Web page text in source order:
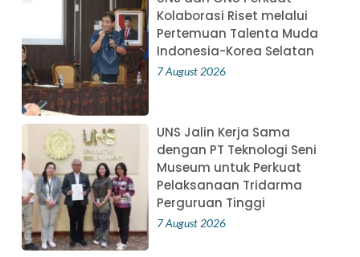
Kolaborasi Riset melalui
Pertemuan Talenta Muda
Indonesia-Korea Selatan
7 August 2026
UNS Jalin Kerja Sama
dengan PT Teknologi Seni
Museum untuk Perkuat
Pelaksanaan Tridarma
Perguruan Tinggi
7 August 2026